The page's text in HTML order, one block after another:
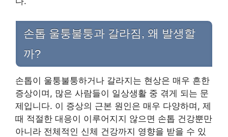
손톱 울퉁불퉁과 갈라짐, 왜 발생할
까?
손톱이 울퉁불퉁하거나 갈라지는 현상은 매우 흔한
증상이며, 많은 사람들이 일상생활 중 겪게 되는 문
제입니다. 이 증상의 근본 원인은 매우 다양하며, 제
때 적절한 대응이 이루어지지 않으면 손톱 건강뿐만
아니라 전체적인 신체 건강까지 영향을 받을 수 있